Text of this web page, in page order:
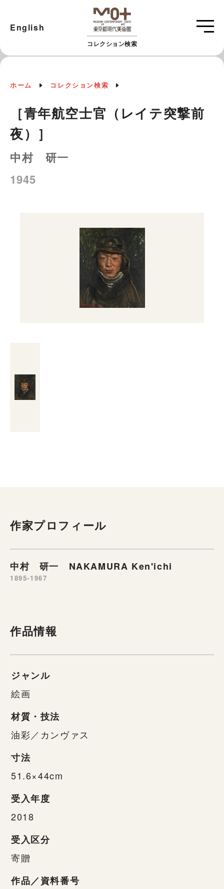
コレクション検索
English
ホーム コレクション検索
［青年航空士官（レイテ突撃前
夜）］
中村 研一
1945
作家プロフィール
中村 研一 NAKAMURA Ken'ichi
1895-1967
作品情報
ジャンル
絵画
材質・技法
油彩／カンヴァス
寸法
51.6×44cm
受入年度
2018
受入区分
寄贈
作品／資料番号